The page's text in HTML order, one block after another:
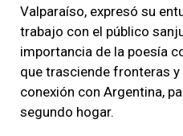
Valparaíso, expresó su
trabajo con el público
importancia de la poesía
que trasciende fronteras
conexión con Argentina,
segundo hogar.